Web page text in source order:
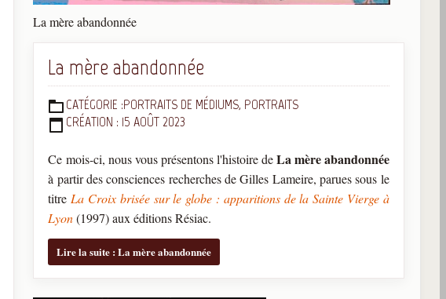
La mère abandonnée
La mère abandonnée
DÉTAILS
CATÉGORIE :PORTRAITS DE MÉDIUMS, PORTRAITS
CRÉATION : 15 AOÛT 2023
Ce mois-ci, nous vous présentons l'histoire deLa mèreabandonnée
à partir des consciences recherches de Gilles Lameire, parues sous le
titre La Croix brisée sur le globe : apparitions de la Sainte Vierge à
Lyon(1997) aux éditions Résiac.
Lire la suite : La mère abandonnée